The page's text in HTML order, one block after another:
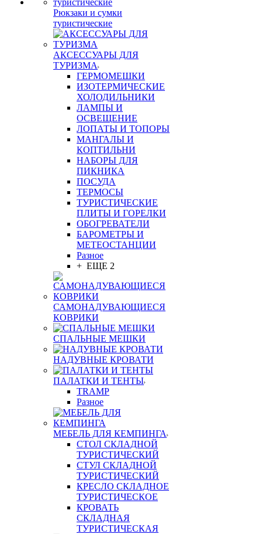
Рюкзаки и сумки
туристические
АКСЕССУАРЫ ДЛЯ
ТУРИЗМА
ГЕРМОМЕШКИ
ИЗОТЕРМИЧЕСКИЕ
ХОЛОДИЛЬНИКИ
ЛАМПЫ И
ОСВЕЩЕНИЕ
ЛОПАТЫ И ТОПОРЫ
МАНГАЛЫ И
КОПТИЛЬНИ
НАБОРЫ ДЛЯ
ПИКНИКА
ПОСУДА
ТЕРМОСЫ
ТУРИСТИЧЕСКИЕ
ПЛИТЫ И ГОРЕЛКИ
ОБОГРЕВАТЕЛИ
БАРОМЕТРЫ И
МЕТЕОСТАНЦИИ
Разное
+ ЕЩЕ 2
САМОНАДУВАЮЩИЕСЯ
КОВРИКИ
СПАЛЬНЫЕ МЕШКИ
НАДУВНЫЕ КРОВАТИ
ПАЛАТКИ И ТЕНТЫ
TRAMP
Разное
МЕБЕЛЬ ДЛЯ КЕМПИНГА
СТОЛ СКЛАДНОЙ
ТУРИСТИЧЕСКИЙ
СТУЛ СКЛАДНОЙ
ТУРИСТИЧЕСКИЙ
КРЕСЛО СКЛАДНОЕ
ТУРИСТИЧЕСКОЕ
КРОВАТЬ
СКЛАДНАЯ
ТУРИСТИЧЕСКАЯ